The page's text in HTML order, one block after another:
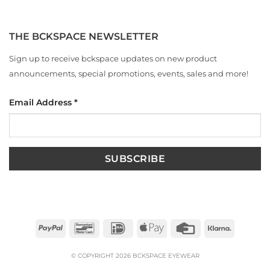
THE BCKSPACE NEWSLETTER
Sign up to receive bckspace updates on new product
announcements, special promotions, events, sales and more!
Email Address *
PayPal Bancontact
IDeal
Apple
Credit
Klarna
© COPYRIGHT 2026 BCKSPACE EYEWEAR